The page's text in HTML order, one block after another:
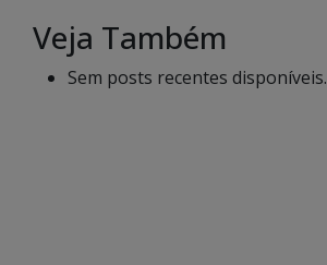
Veja Também
Sem posts recentes disponíveis.